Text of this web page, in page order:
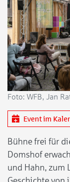
Foto: WFB, Jan
Event im
Bühne frei für
Domshof
und Hahn, zum